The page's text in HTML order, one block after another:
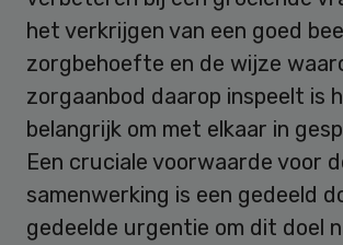
het verkrijgen van een goed
zorgbehoefte en de wijze
zorgaanbod daarop inspeelt is
belangrijk om met elkaar in
Een cruciale voorwaarde voor
samenwerking is een gedeeld
gedeelde urgentie om dit doel